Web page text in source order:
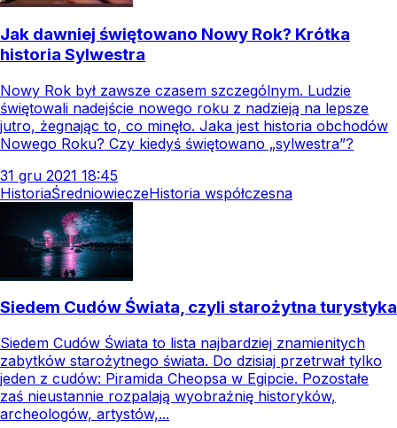
Jak dawniej świętowano Nowy Rok? Krótka
historia Sylwestra
Nowy Rok był zawsze czasem szczególnym. Ludzie
świętowali nadejście nowego roku z nadzieją na lepsze
jutro, żegnając to, co minęło. Jaka jest historia obchodów
Nowego Roku? Czy kiedyś świętowano „sylwestra”?
31 gru 2021 18:45
HistoriaŚredniowieczeHistoria współczesna
Siedem Cudów Świata, czyli starożytna turystyka
Siedem Cudów Świata to lista najbardziej znamienitych
zabytków starożytnego świata. Do dzisiaj przetrwał tylko
jeden z cudów: Piramida Cheopsa w Egipcie. Pozostałe
zaś nieustannie rozpalają wyobraźnię historyków,
archeologów, artystów,...